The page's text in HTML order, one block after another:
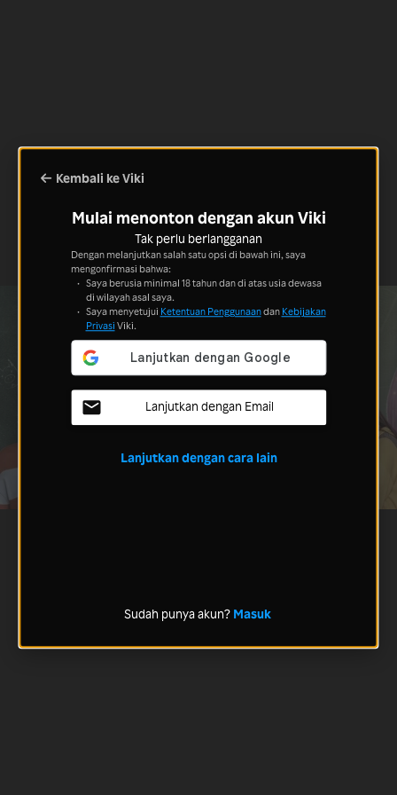
Kembali ke Viki
Mulai menonton dengan akun Viki
Tak perlu berlangganan
Dengan melanjutkan salah satu opsi di bawah ini, saya
mengonfirmasi bahwa:
Saya berusia minimal 18 tahun dan di atas usia dewasa
di wilayah asal saya.
Saya menyetujui Ketentuan Penggunaandan Kebijakan
Privasi Viki.
Lanjutkan dengan Email
Lanjutkan dengan cara lain
Sudah punya akun? Masuk